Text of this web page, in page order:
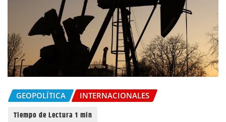
GEOPOLÍTICA INTERNACIONALES